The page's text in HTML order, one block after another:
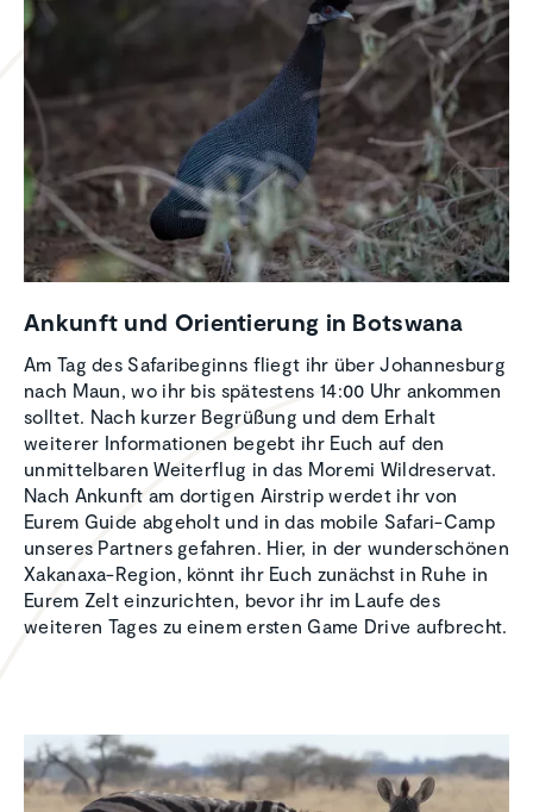
Ankunft und Orien­tie­rung in Botswana
Am Tag des Safaribeginns fliegt ihr über Johannesburg
nach Maun, wo ihr bis spätestens 14:00 Uhr ankommen
solltet. Nach kurzer Begrüßung und dem Erhalt
weiterer Informationen begebt ihr Euch auf den
unmittelbaren Weiterflug in das Moremi Wildreservat.
Nach Ankunft am dortigen Airstrip werdet ihr von
Eurem Guide abgeholt und in das mobile Safari-Camp
unseres Partners gefahren. Hier, in der wunderschönen
Xakanaxa-Region, könnt ihr Euch zunächst in Ruhe in
Eurem Zelt einzurichten, bevor ihr im Laufe des
weiteren Tages zu einem ersten Game Drive aufbrecht.